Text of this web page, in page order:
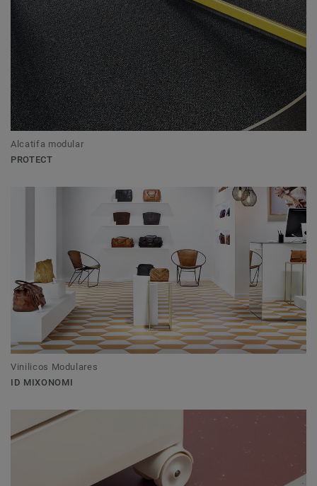
Alcatifa modular
PROTECT
Vinilicos Modulares
ID MIXONOMI